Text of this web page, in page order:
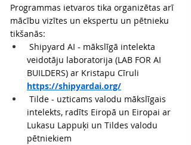
Programmas ietvaros tika organizētas arī
mācību vizītes un ekspertu un pētnieku
tikšanās:
Shipyard AI - mākslīgā intelekta
veidotāju laboratorija (LAB FOR AI
BUILDERS) ar Kristapu Cīruli
https://shipyardai.org/
Tilde - uzticams valodu mākslīgais
intelekts, radīts Eiropā un Eiropai ar
Lukasu Lappuķi un Tildes valodu
pētniekiem